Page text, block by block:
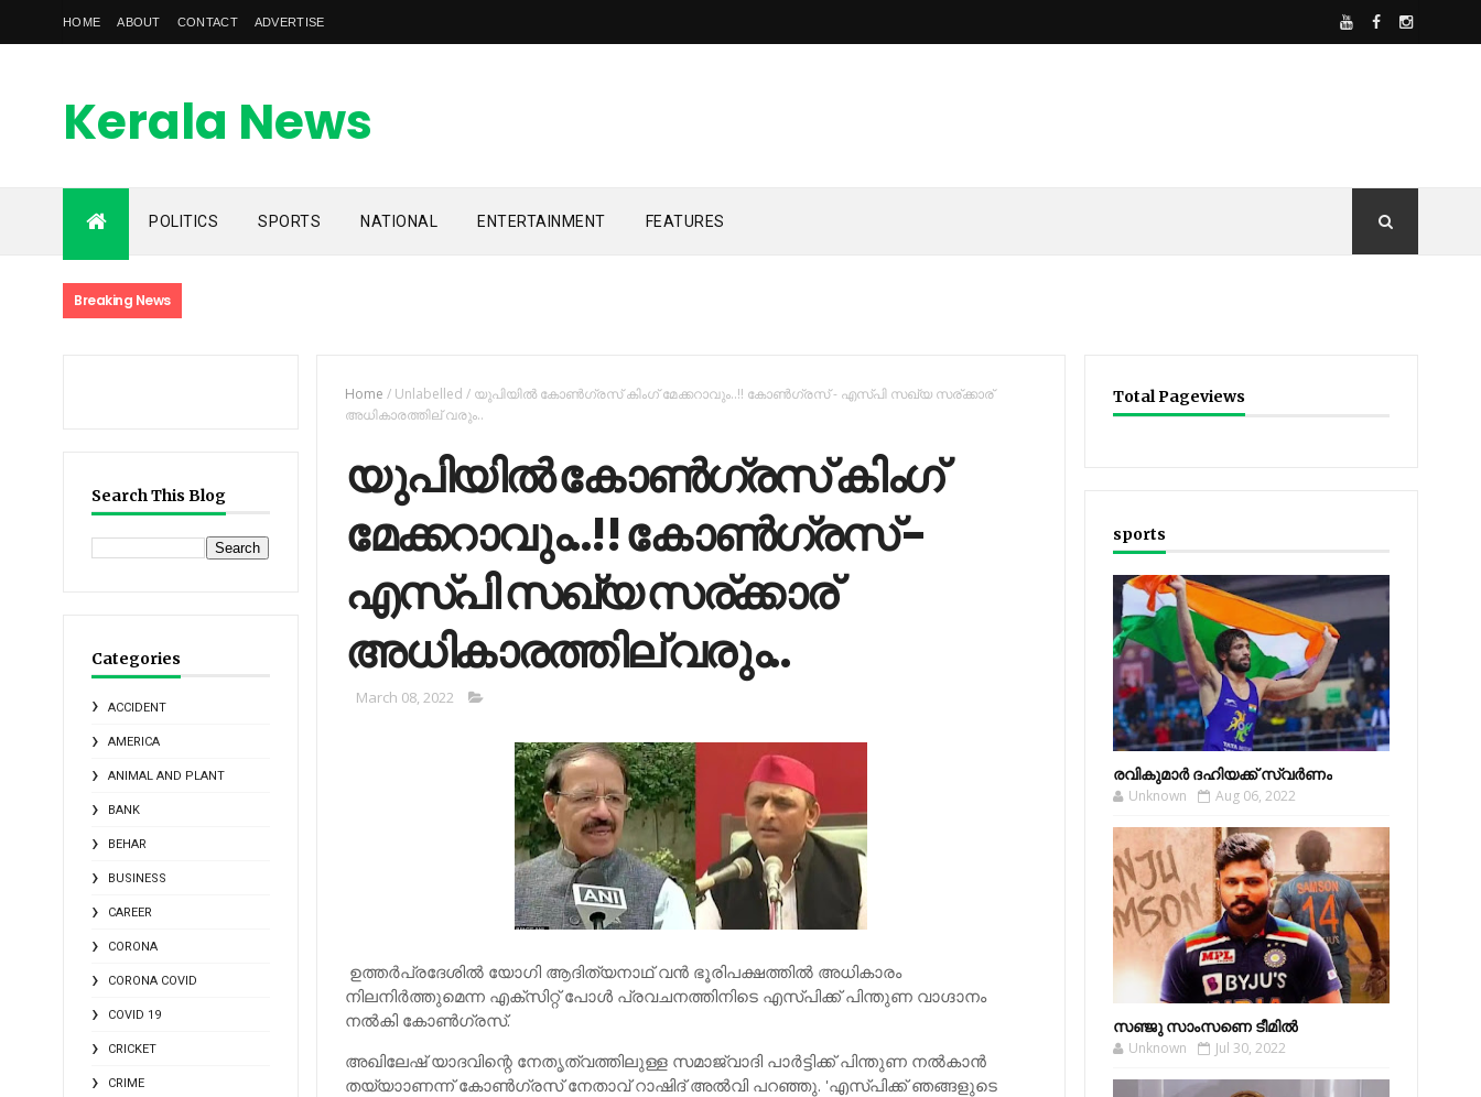
HOME ABOUT CONTACT ADVERTISE
Kerala News
Feed
kerala news feed is the one of the best malayalam online
POLITICS SPORTS NATIONAL ENTERTAINMENT FEATURES
Breaking News
Search This Blog
Categories
ACCIDENT
AMERICA
ANIMAL AND PLANT
BANK
BEHAR
BUSINESS
CAREER
CORONA
CORONA COVID
COVID 19
CRICKET
CRIME
Home / Unlabelled/ യുപിയിൽ കോൺഗ്രസ് കിംഗ് മേക്കറാവും..!! കോൺഗ്രസ് - എസ്പി സഖ്യ സര്ക്കാര്
അധികാരത്തില് വരും..
യുപിയിൽ കോൺഗ്രസ് കിംഗ്
മേക്കറാവും..!! കോൺഗ്രസ് -
എസ്പി സഖ്യ സര്ക്കാര്
അധികാരത്തില് വരും..
March 08, 2022
ഉത്തര്‍പ്രദേശില്‍ യോഗി ആദിത്യനാഥ് വന്‍ ഭൂരിപക്ഷത്തില്‍ അധികാരം
നിലനിര്‍ത്തുമെന്ന എക്‌സിറ്റ് പോള്‍ പ്രവചനത്തിനിടെ എസ്പിക്ക് പിന്തുണ വാഗ്ദാനം
നല്‍കി കോണ്‍ഗ്രസ്.
അഖിലേഷ് യാദവിന്റെ നേതൃത്വത്തിലുള്ള സമാജ്‌വാദി പാര്‍ട്ടിക്ക് പിന്തുണ നല്‍കാന്‍
തയ്യാാണന്ന് കോണ്‍ഗ്രസ് നേതാവ് റാഷിദ് അല്‍വി പറഞ്ഞു. 'എസ്പിക്ക് ഞങ്ങളുടെ
Total Pageviews
sports
രവികുമാര്‍ ദഹിയക്ക് സ്വര്‍ണം
Unknown Aug 06, 2022
സഞ്ജു സാംസണെ ടീമില്‍
Unknown Jul 30, 2022